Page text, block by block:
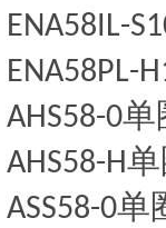
ENA58IL-
ENA58PL-
AHS58-0单
AHS58-H
ASS58-0单